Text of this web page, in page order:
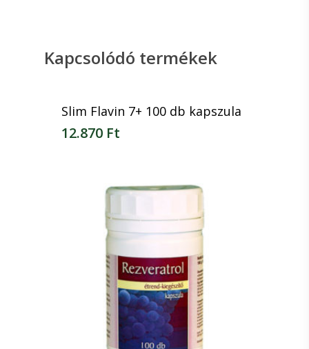
Kapcsolódó termékek
Slim Flavin 7+ 100 db kapszula
12.870 Ft